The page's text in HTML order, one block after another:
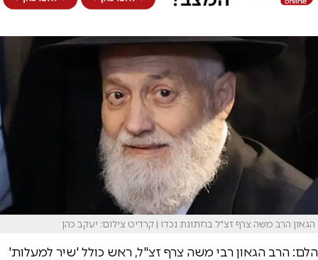
הגאון הרב משה צרף זצ"ל בחתונת נכדו | קרדיט צילום: יעקב כהן
הלם: הרב הגאון רבי משה צרף זצ"ל, ראש כולל 'שיר למעלות'